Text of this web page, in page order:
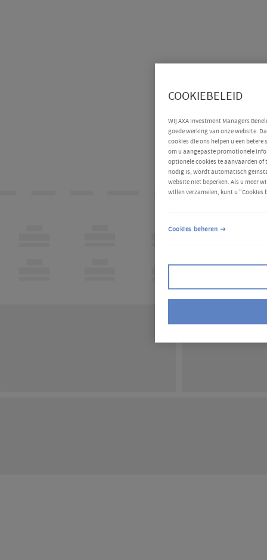
COOKIEBELEID
Wij AXA Investment Managers
goede werking van onze website.
cookies die ons helpen u een
om u aangepaste promotionele
optionele cookies te aanvaarden of
nodig is, wordt automatisch
website niet beperken. Als u meer
willen verzamelen, kunt u "Cookies
Cookies beheren